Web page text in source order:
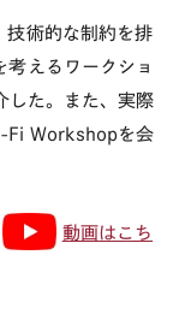
技術的な制約を排
考えるワークショ
した。また、実際
Fi Workshopを会
動画はこち